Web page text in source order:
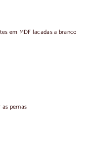
em MDF lacadas a branco
pernas